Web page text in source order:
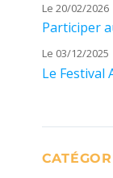
Le 20/02/2026
Participer
Le 03/12/2025
Le Festival